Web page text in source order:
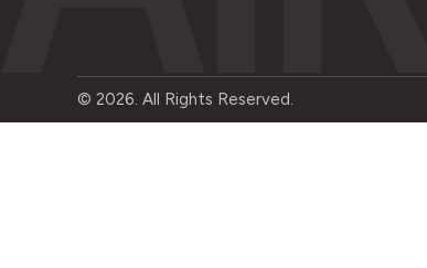
© 2026. All Rights Reserved.